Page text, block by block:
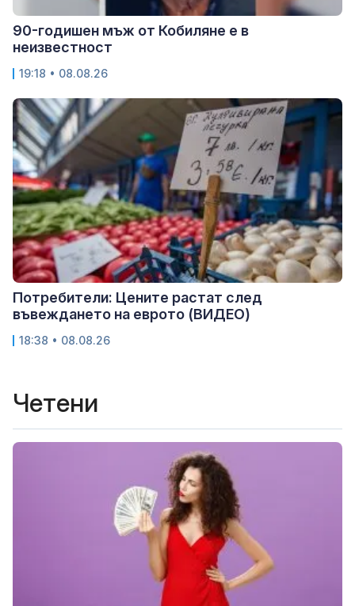
90-годишен мъж от Кобиляне е в
неизвестност
19:18 • 08.08.26
Потребители: Цените растат след
въвеждането на еврото (ВИДЕО)
18:38 • 08.08.26
Четени